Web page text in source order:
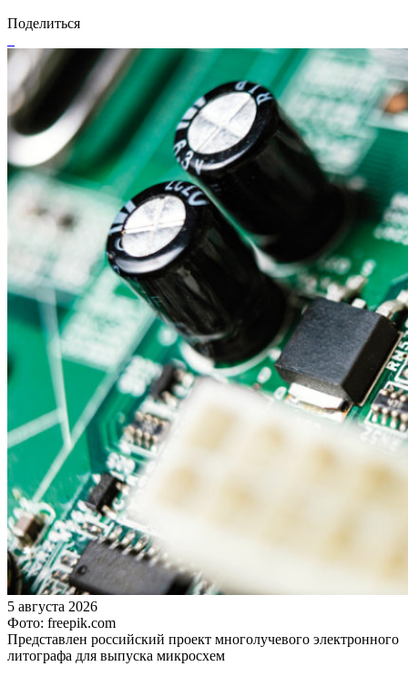
Поделиться
5 августа 2026
Фото: freepik.com
Представлен российский проект многолучевого электронного
литографа для выпуска микросхем